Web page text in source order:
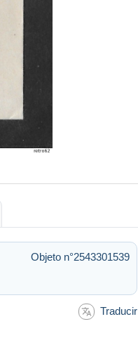
Objeto n°2543301539
Traducir